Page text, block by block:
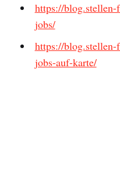
https://blog.stellen-
jobs/
https://blog.stellen-
jobs-auf-karte/